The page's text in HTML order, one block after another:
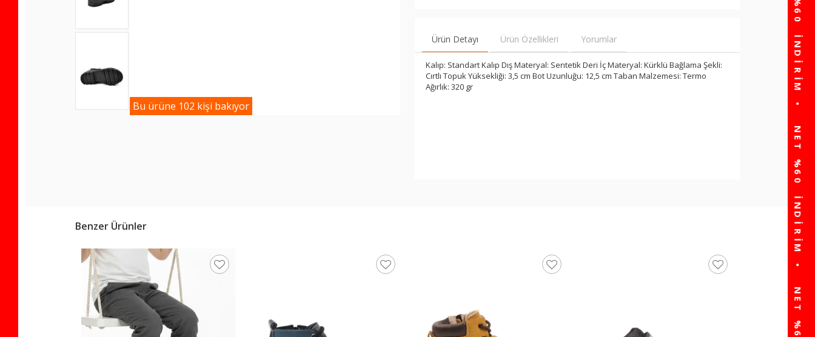
Bu ürüne 102 kişi bakıyor
Ürün Detayı Ürün Özellikleri Yorumlar
Kalıp: Standart Kalıp Dış Materyal: Sentetik Deri İç Materyal: Kürklü Bağlama Şekli:
Cırtlı Topuk Yüksekliği: 3,5 cm Bot Uzunluğu: 12,5 cm Taban Malzemesi: Termo
Ağırlık: 320 gr
Benzer Ürünler
United Colors Of
Unisex Çocuk Bot(0)